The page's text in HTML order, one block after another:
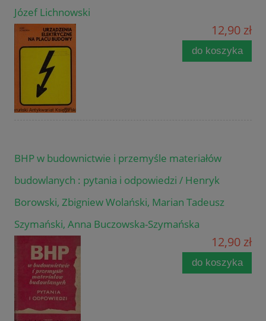
Józef Lichnowski
12,90 zł
do koszyka
BHP w budownictwie i przemyśle materiałów
budowlanych : pytania i odpowiedzi / Henryk
Borowski, Zbigniew Wolański, Marian Tadeusz
Szymański, Anna Buczowska-Szymańska
12,90 zł
do koszyka